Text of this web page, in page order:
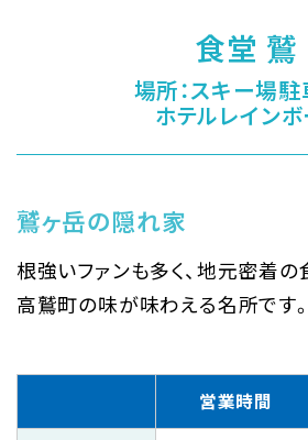
食堂 鷲
場所：スキー場
ホテルレイン
鷲ヶ岳の隠れ家
根強いファンも多く、地元密着の
高鷲町の味が味わえる名所です。
営業時間